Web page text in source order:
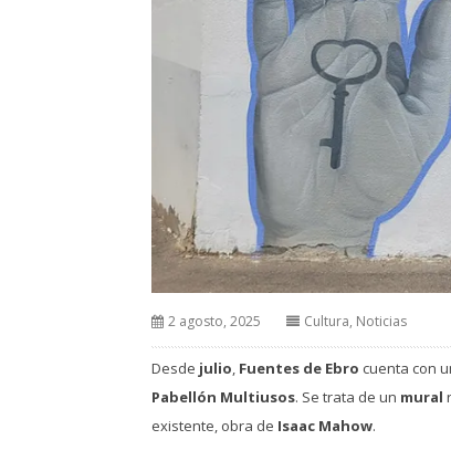
2 agosto, 2025 Cultura, Noticias
Desde julio, Fuentes de Ebro cuenta con
Pabellón Multiusos. Se trata de un mural
existente, obra de Isaac Mahow.